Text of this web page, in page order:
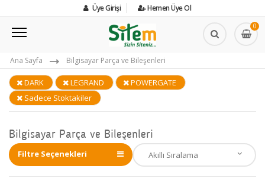
Üye Girişi Hemen Üye Ol
0
Ana Sayfa Bilgisayar Parça ve Bileşenleri
DARK LEGRAND
POWERGATE
Sadece Stoktakiler
Bilgisayar Parça ve Bileşenleri
Filtre Seçenekleri